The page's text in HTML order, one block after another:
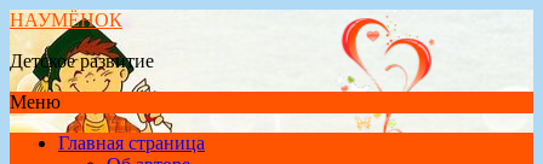
НАУМЁНОК
Детское развитие
Меню
Главная страница